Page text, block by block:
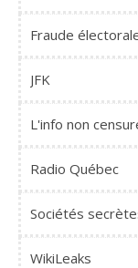
Fraude
JFK
L'info non
Radio Québec
Sociétés
WikiLeaks